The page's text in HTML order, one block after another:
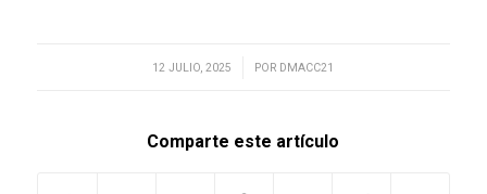
12 JULIO, 2025
/ POR DMACC21
Comparte este artículo